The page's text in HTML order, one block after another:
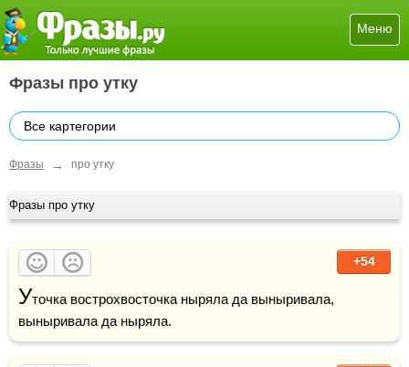
Меню
Фразы про утку
Все картегории
Фразы → про утку
Фразы про утку
+54
Уточка вострохвосточка ныряла да выныривала,
выныривала да ныряла.